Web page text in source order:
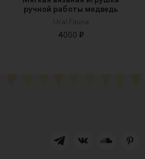
ручной работы медведь
Ural.Fauna
4000 ₽